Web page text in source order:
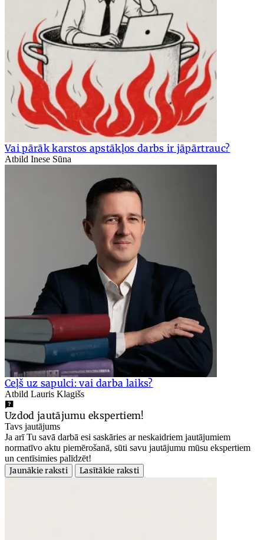
Vai pārāk karstos apstākļos darbs ir jāpārtrauc?
Atbild Inese Sūna
Ceļš uz sapulci: vai darba laiks?
Atbild Lauris Klagišs
Uzdod jautājumu ekspertiem!
Tavs jautājums
Ja arī Tu savā darbā esi saskāries ar neskaidriem jautājumiem
normatīvo aktu piemērošanā, sūti savu jautājumu mūsu ekspertiem
un centīsimies palīdzēt!
Jaunākie raksti
Lasītākie raksti